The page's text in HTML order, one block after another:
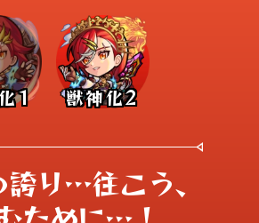
1 獣神化2
り…往こう、